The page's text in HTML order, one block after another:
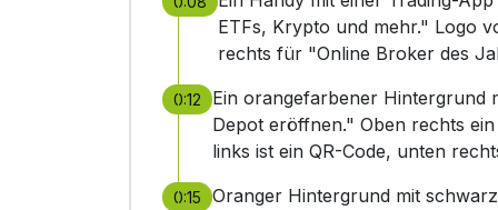
ETFs, Krypto und mehr." Logo
rechts für "Online Broker des
0:12
Ein orangefarbener Hintergrund
Depot eröffnen." Oben rechts
links ist ein QR-Code, unten
0:15
Oranger Hintergrund mit